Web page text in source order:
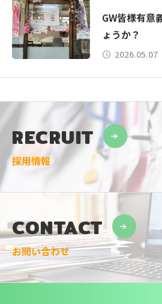
GW皆様有意
ょうか？
2026.05.07
RECRUIT
採用情報
CONTACT
お問い合わせ